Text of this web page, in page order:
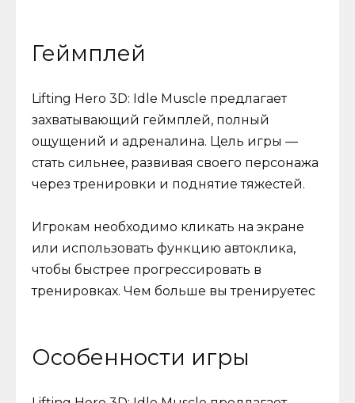
Геймплей
Lifting Hero 3D: Idle Muscle предлагает
захватывающий геймплей, полный
ощущений и адреналина. Цель игры —
стать сильнее, развивая своего персонажа
через тренировки и поднятие тяжестей.
Игрокам необходимо кликать на экране
или использовать функцию автоклика,
чтобы быстрее прогрессировать в
тренировках. Чем больше вы тренируетес
Особенности игры